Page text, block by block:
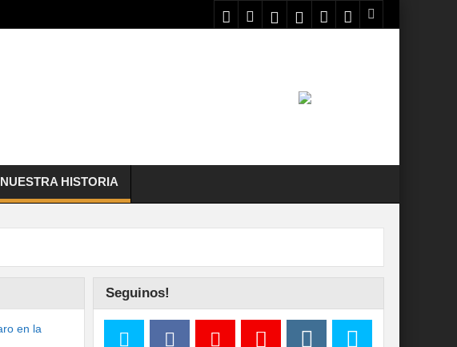
NUESTRA HISTORIA
Seguinos!